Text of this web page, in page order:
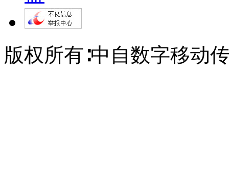
版权所有∶中自数字移动